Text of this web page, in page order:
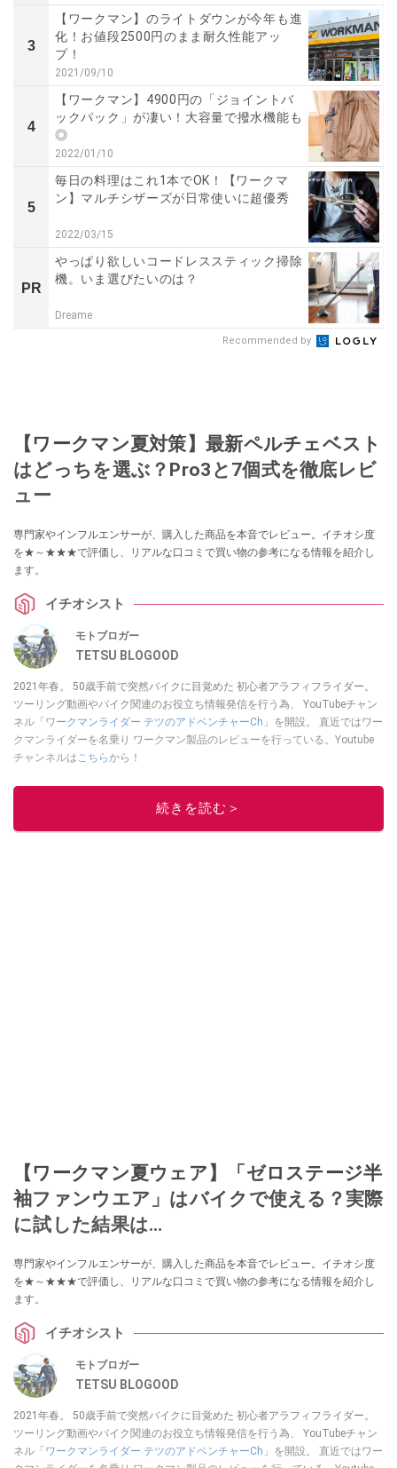
3
【ワークマン】のライトダウンが今年も進
化！お値段2500円のまま耐久性能アッ
プ！
2021/09/10
4
【ワークマン】4900円の「ジョイントバ
ックパック」が凄い！大容量で撥水機能も
◎
2022/01/10
5
毎日の料理はこれ1本でOK！【ワークマ
ン】マルチシザーズが日常使いに超優秀
2022/03/15
PR
やっぱり欲しいコードレススティック掃除
機。いま選びたいのは？
Dreame
Recommended by
【ワークマン夏対策】最新ペルチェベスト
はどっちを選ぶ？Pro3と7個式を徹底レビ
ュー
専門家やインフルエンサーが、購入した商品を本音でレビュー。イチオシ度
を★～★★★で評価し、リアルな口コミで買い物の参考になる情報を紹介し
ます。
イチオシスト
モトブロガー
TETSU BLOGOOD
2021年春。 50歳手前で突然バイクに目覚めた 初心者アラフィフライダー。
ツーリング動画やバイク関連のお役立ち情報発信を行う為、 YouTubeチャン
ネル「 ワークマンライダー テツのアドベンチャーCh 」を開設。 直近ではワー
クマンライダーを名乗り ワークマン製品のレビューを行っている。Youtube
チャンネルはこちらから！
このイチオシストの他の記事を読む
続きを読む＞
【ワークマン夏ウェア】「ゼロステージ半
袖ファンウエア」はバイクで使える？実際
に試した結果は…
専門家やインフルエンサーが、購入した商品を本音でレビュー。イチオシ度
を★～★★★で評価し、リアルな口コミで買い物の参考になる情報を紹介し
ます。
イチオシスト
モトブロガー
TETSU BLOGOOD
2021年春。 50歳手前で突然バイクに目覚めた 初心者アラフィフライダー。
ツーリング動画やバイク関連のお役立ち情報発信を行う為、 YouTubeチャン
ネル「 ワークマンライダー テツのアドベンチャーCh 」を開設。 直近ではワー